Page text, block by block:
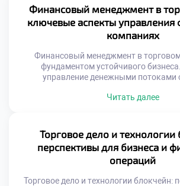
необходимо каждому специалисту в
Современный рынок перенасыщен
информационным шумом.
просто продукт, […]
Финансовый менеджмент в
ключевые аспекты управления
компаниях
Финансовый менеджмент в
фундаментом устойчивого
управление денежными потоками
ресурсов коммерция
имеет стоимостное выражение и
этой связи отличает профессионала
Обучение финансовым
системное мышление. Студенты
Читать далее
Торговое дело и технологии
перспективы для бизнеса и
операций
Торговое дело и технологии блокчейн: